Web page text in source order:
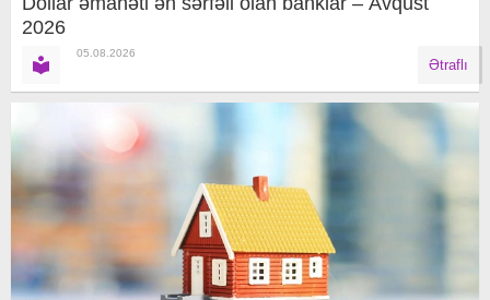
2026
05.08.2026
Ətraflı